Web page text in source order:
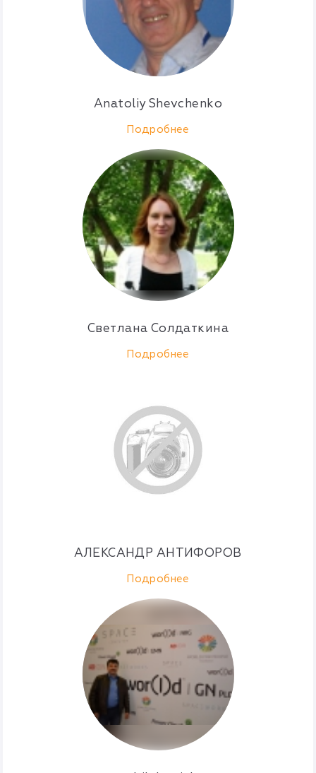
Anatoliy Shevchenko
Подробнее
Светлана Солдаткина
Подробнее
АЛЕКСАНДР АНТИФОРОВ
Подробнее